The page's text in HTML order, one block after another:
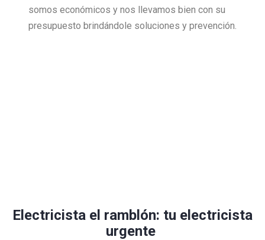
somos económicos y nos llevamos bien con su
presupuesto brindándole soluciones y prevención.
Electricista el ramblón: tu electricista
urgente